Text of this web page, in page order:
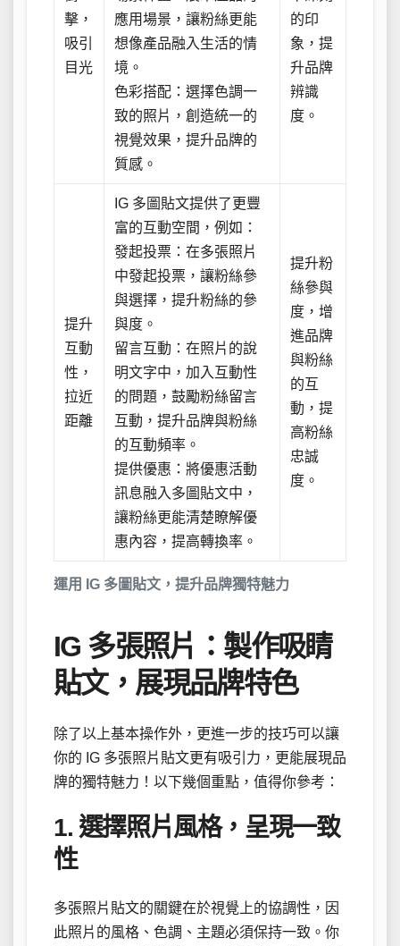
運用 IG 多圖貼文，提升品牌獨特魅力
擊，
吸引
目光
應用場景，讓粉絲更能
想像產品融入生活的情
境。
色彩搭配：選擇色調一
致的照片，創造統一的
視覺效果，提升品牌的
質感。
的印
象，提
升品牌
辨識
度。
提升
互動
性，
拉近
距離
IG 多圖貼文提供了更豐
富的互動空間，例如：
發起投票：在多張照片
中發起投票，讓粉絲參
與選擇，提升粉絲的參
與度。
留言互動：在照片的說
明文字中，加入互動性
的問題，鼓勵粉絲留言
互動，提升品牌與粉絲
的互動頻率。
提供優惠：將優惠活動
訊息融入多圖貼文中，
讓粉絲更能清楚瞭解優
惠內容，提高轉換率。
提升粉
絲參與
度，增
進品牌
與粉絲
的互
動，提
高粉絲
忠誠
度。
IG 多張照片：製作吸睛
貼文，展現品牌特色
除了以上基本操作外，更進一步的技巧可以讓
你的 IG 多張照片貼文更有吸引力，更能展現品
牌的獨特魅力！以下幾個重點，值得你參考：
1. 選擇照片風格，呈現一致
性
多張照片貼文的關鍵在於視覺上的協調性，因
此照片的風格、色調、主題必須保持一致。你